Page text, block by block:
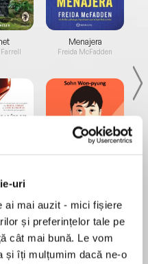
uri
ai mai auzit - mici fișiere
și preferințelor tale pe
cât mai bună. Le vom
și îți mulțumim dacă ne-o
Menajera
Freida McFadden